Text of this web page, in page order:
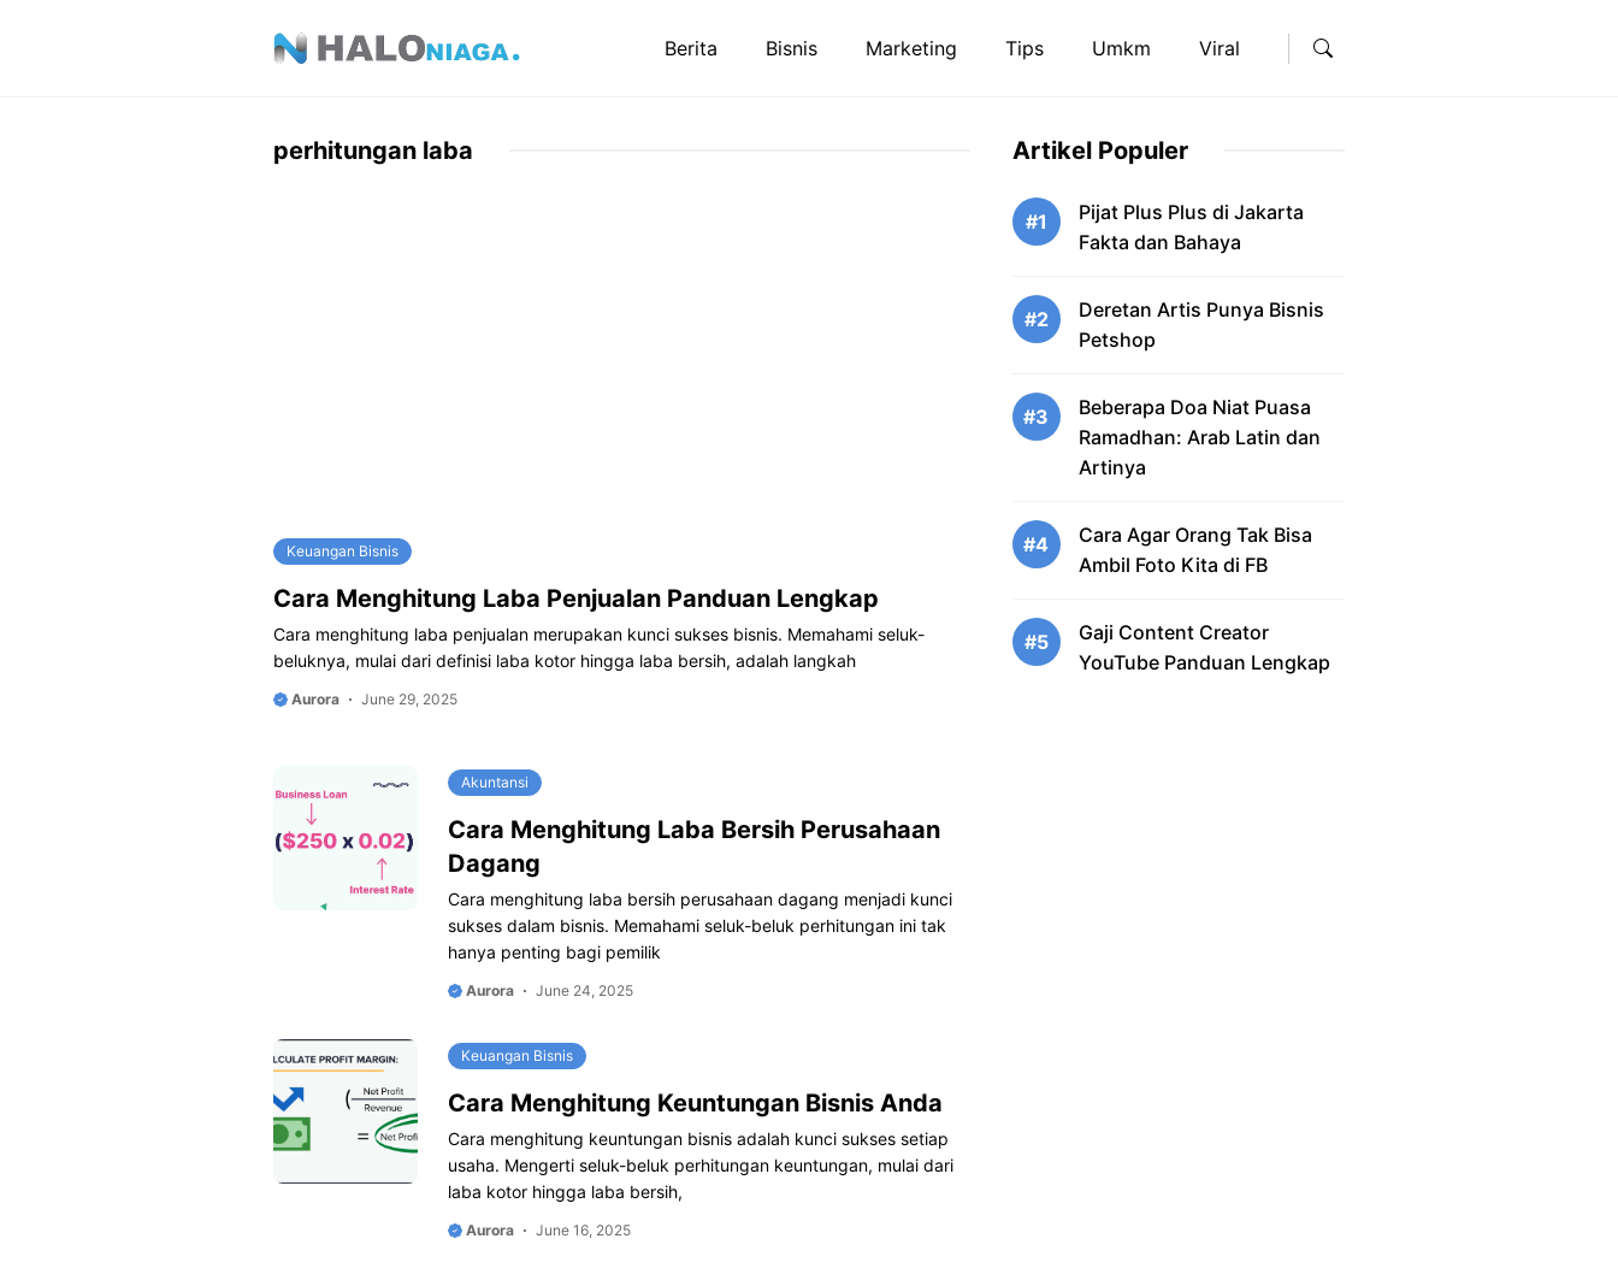
Berita Bisnis Marketing Tips Umkm Viral
perhitungan laba
Keuangan Bisnis
Cara Menghitung Laba Penjualan Panduan Lengkap
Cara menghitung laba penjualan merupakan kunci sukses bisnis. Memahami seluk-
beluknya, mulai dari definisi laba kotor hingga laba bersih, adalah langkah
Aurora June 29, 2025
Akuntansi
Cara Menghitung Laba Bersih Perusahaan
Dagang
Cara menghitung laba bersih perusahaan dagang menjadi kunci
sukses dalam bisnis. Memahami seluk-beluk perhitungan ini tak
hanya penting bagi pemilik
Aurora June 24, 2025
Keuangan Bisnis
Cara Menghitung Keuntungan Bisnis Anda
Cara menghitung keuntungan bisnis adalah kunci sukses setiap
usaha. Mengerti seluk-beluk perhitungan keuntungan, mulai dari
laba kotor hingga laba bersih,
Aurora June 16, 2025
Artikel Populer
#1
Pijat Plus Plus di Jakarta
Fakta dan Bahaya
#2
Deretan Artis Punya Bisnis
Petshop
#3
Beberapa Doa Niat Puasa
Ramadhan: Arab Latin dan
Artinya
#4
Cara Agar Orang Tak Bisa
Ambil Foto Kita di FB
#5
Gaji Content Creator
YouTube Panduan Lengkap